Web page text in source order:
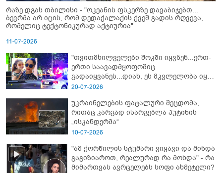
რაზე დგას თბილისი - "ოკეანის ფსკერზე დავაბიჯებთ...
ბევრმა არ იცის, რომ დედაქალაქის ქვეშ გადის რღვევა,
რომელიც ტექტონიკურად აქტიურია"
11-07-2026
"თვითმხილველები შოკში იყვნენ...ერთ-
ერთი საავადმყოფოშიც
გადაიყვანეს...დიახ, ეს მკვლელობა იყო"
- გორში დატრიალებული ტრაგედიის
20-07-2026
უკრაინელების ფატალური შეცდომა,
რითაც კარგად ისარგებლა პუტინის
„ისკანდერმა“
10-07-2026
"ამ ქორწილის სტუმარი ვიყავი და მინდა
გაგიზიაროთ, რეალურად რა მოხდა" - რა
მიმართვას ავრცელებს სოფი ახმეტელი?